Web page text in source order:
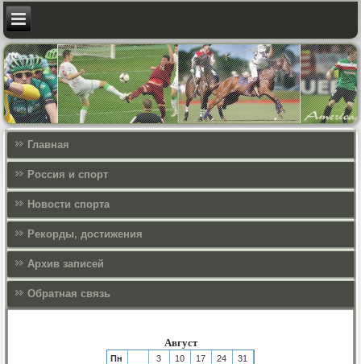
Главная
Россия и спорт
Новости спорта
Рекорды, достижения
Архив записей
Обратная связь
Август
Пн 3 10 17 24
31